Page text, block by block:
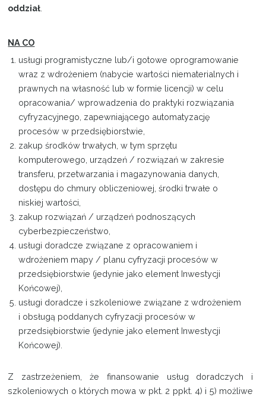
oddział.
NA CO
usługi programistyczne lub/i gotowe oprogramowanie
wraz z wdrożeniem (nabycie wartości niematerialnych i
prawnych na własność lub w formie licencji) w celu
opracowania/ wprowadzenia do praktyki rozwiązania
cyfryzacyjnego, zapewniającego automatyzację
procesów w przedsiębiorstwie,
zakup środków trwałych, w tym sprzętu
komputerowego, urządzeń / rozwiązań w zakresie
transferu, przetwarzania i magazynowania danych,
dostępu do chmury obliczeniowej, środki trwałe o
niskiej wartości,
zakup rozwiązań / urządzeń podnoszących
cyberbezpieczeństwo,
usługi doradcze związane z opracowaniem i
wdrożeniem mapy / planu cyfryzacji procesów w
przedsiębiorstwie (jedynie jako element Inwestycji
Końcowej),
usługi doradcze i szkoleniowe związane z wdrożeniem
i obsługą poddanych cyfryzacji procesów w
przedsiębiorstwie (jedynie jako element Inwestycji
Końcowej).
Z zastrzeżeniem, że finansowanie usług doradczych i
szkoleniowych o których mowa w pkt. 2 ppkt. 4) i 5) możliwe